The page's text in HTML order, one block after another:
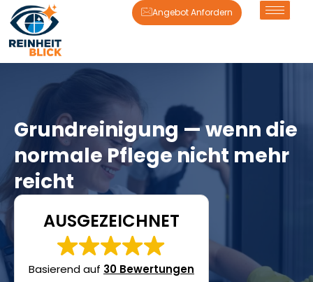
Angebot Anfordern
Grundreinigung — wenn die
normale Pflege nicht mehr
reicht
AUSGEZEICHNET
Basierend auf 30 Bewertungen